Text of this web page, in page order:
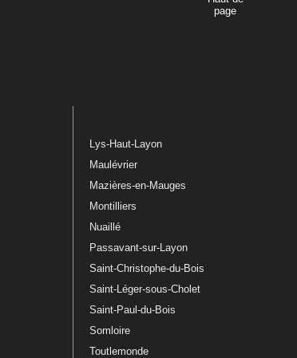
page
Lys-Haut-Layon
Maulévrier
Mazières-en-Mauges
Montilliers
Nuaillé
Passavant-sur-Layon
Saint-Christophe-du-Bois
Saint-Léger-sous-Cholet
Saint-Paul-du-Bois
Somloire
Toutlemonde